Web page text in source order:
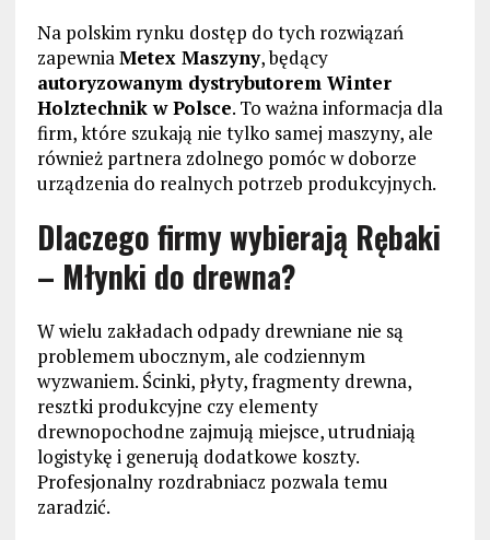
Na polskim rynku dostęp do tych rozwiązań
zapewniaMetex Maszyny, będący
autoryzowanym dystrybutorem Winter
Holztechnik w Polsce. To ważna informacja dla
firm, które szukają nie tylko samej maszyny, ale
również partnera zdolnego pomóc w doborze
urządzenia do realnych potrzeb produkcyjnych.
Dlaczego firmy wybierają Rębaki
– Młynki do drewna?
W wielu zakładach odpady drewniane nie są
problemem ubocznym, ale codziennym
wyzwaniem. Ścinki, płyty, fragmenty drewna,
resztki produkcyjne czy elementy
drewnopochodne zajmują miejsce, utrudniają
logistykę i generują dodatkowe koszty.
Profesjonalny rozdrabniacz pozwala temu
zaradzić.